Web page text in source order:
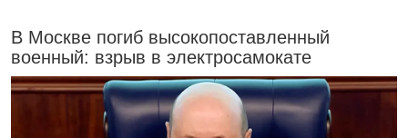
В Москве погиб высокопоставленный
военный: взрыв в электросамокате